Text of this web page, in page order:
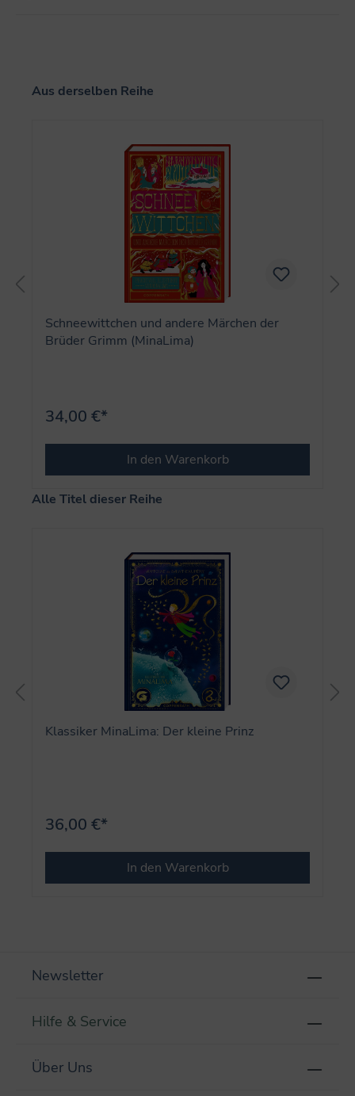
Produktgalerie überspringen
Aus derselben Reihe
Schneewittchen und andere Märchen der
Brüder Grimm (MinaLima)
34,00 €*
In den Warenkorb
Produktgalerie überspringen
Alle Titel dieser Reihe
Klassiker MinaLima: Der kleine Prinz
36,00 €*
In den Warenkorb
Newsletter
Hilfe & Service
Über Uns